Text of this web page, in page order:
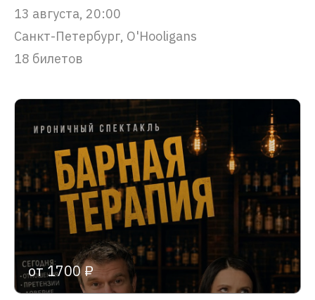
13 августа, 20:00
Санкт-Петербург, O'Hooligans
18 билетов
от 1700 ₽